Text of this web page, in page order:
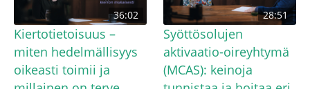
36:02
Kiertotietoisuus –
miten hedelmällisyys
oikeasti toimii ja
28:51
Syöttösolujen
aktivaatio-oireyhtymä
(MCAS): keinoja